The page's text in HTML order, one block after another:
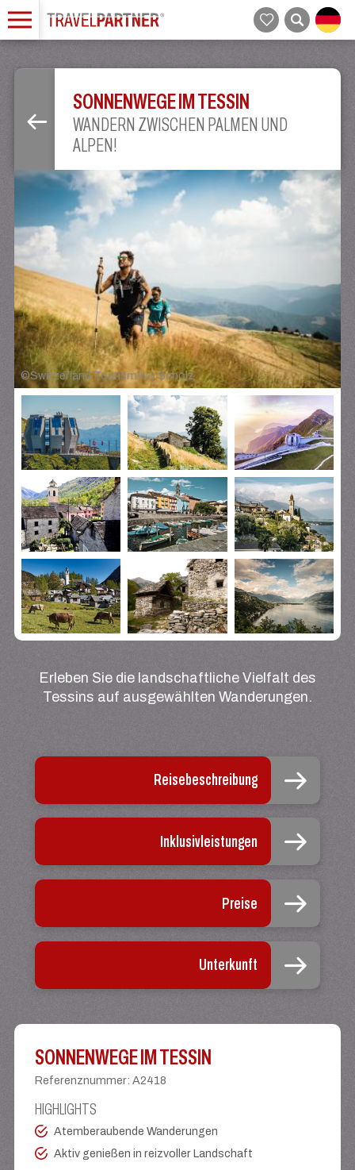
SONNENWEGE IM TESSIN
WANDERN ZWISCHEN PALMEN UND
ALPEN!
©Switzerland Tourism/Ivo Scholz
Erleben Sie die landschaftliche Vielfalt des
Tessins auf ausgewählten Wanderungen.
Reisebeschreibung
Inklusivleistungen
Preise
Unterkunft
SONNENWEGE IM TESSIN
Referenznummer:A2418
HIGHLIGHTS
Atemberaubende Wanderungen
Aktiv genießen in reizvoller Landschaft